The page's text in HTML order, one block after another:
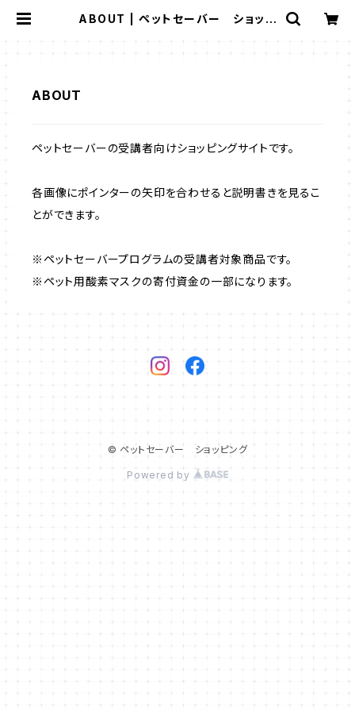
ABOUT | ペットセーバー ショッピ
ABOUT
ペットセーバーの受講者向けショッピングサイトです。
各画像にポインターの矢印を合わせると説明書きを見るこ
とができます。
※ペットセーバープログラムの受講者対象商品です。
※ペット用酸素マスクの寄付資金の一部になります。
© ペットセーバー ショッピング
Powered by